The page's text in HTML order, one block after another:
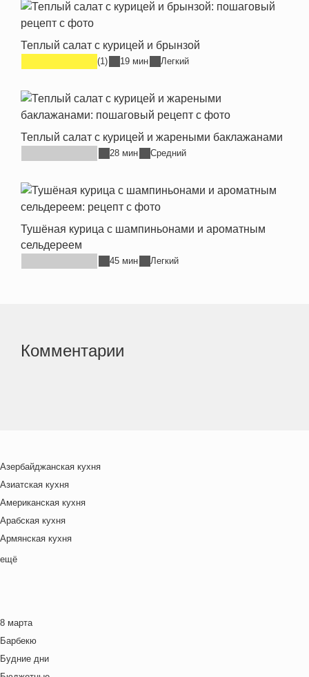
Теплый салат с курицей и брынзой
(1) 19 мин Легкий
Теплый салат с курицей и жареными баклажанами
28 мин Средний
Тушёная курица с шампиньонами и ароматным
сельдереем
45 мин Легкий
Комментарии
Азербайджанская кухня
Азиатская кухня
Американская кухня
Арабская кухня
Армянская кухня
Белорусская
Венгерская кухня
Греческая кухня
Грузинская кухня
ещё
8 марта
Барбекю
Будние дни